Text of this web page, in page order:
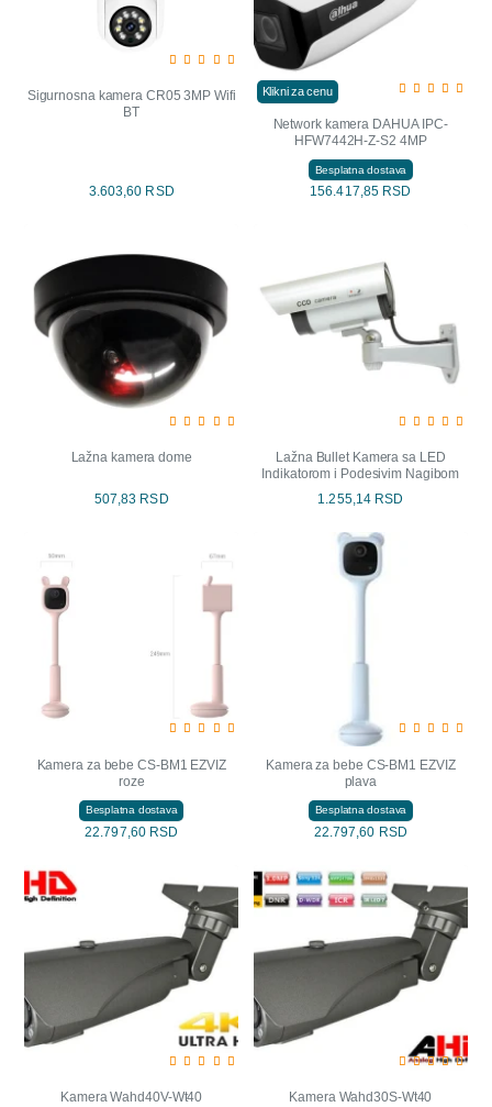
Sigurnosna kamera CR05 3MP Wifi
BT
3.603,60 RSD
Klikni za cenu
Network kamera DAHUA IPC-
HFW7442H-Z-S2 4MP
Besplatna dostava
156.417,85 RSD
Lažna kamera dome
507,83 RSD
Lažna Bullet Kamera sa LED
Indikatorom i Podesivim Nagibom
1.255,14 RSD
Kamera za bebe CS-BM1 EZVIZ
roze
Besplatna dostava
22.797,60 RSD
Kamera za bebe CS-BM1 EZVIZ
plava
Besplatna dostava
22.797,60 RSD
Kamera Wahd40V-Wt40 Kamera Wahd30S-Wt40